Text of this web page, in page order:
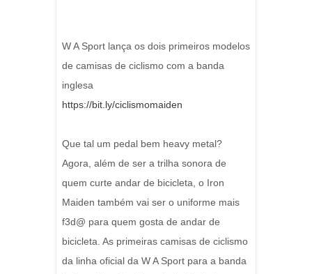
W A Sport lança os dois primeiros modelos
de camisas de ciclismo com a banda
inglesa
https://bit.ly/ciclismomaiden
Que tal um pedal bem heavy metal?
Agora, além de ser a trilha sonora de
quem curte andar de bicicleta, o Iron
Maiden também vai ser o uniforme mais
f3d@ para quem gosta de andar de
bicicleta. As primeiras camisas de ciclismo
da linha oficial da W A Sport para a banda